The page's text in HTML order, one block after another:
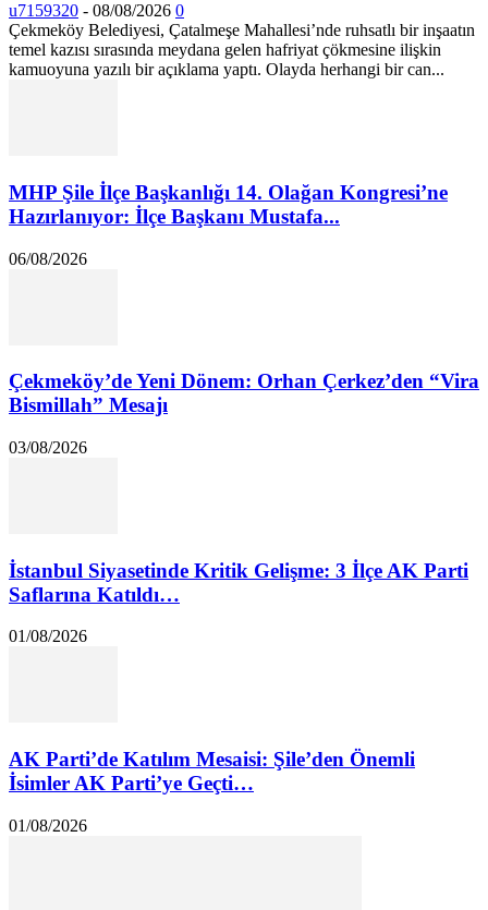
u7159320 - 08/08/2026 0
Çekmeköy Belediyesi, Çatalmeşe Mahallesi’nde ruhsatlı bir inşaatın
temel kazısı sırasında meydana gelen hafriyat çökmesine ilişkin
kamuoyuna yazılı bir açıklama yaptı. Olayda herhangi bir can...
MHP Şile İlçe Başkanlığı 14. Olağan Kongresi’ne
Hazırlanıyor: İlçe Başkanı Mustafa...
06/08/2026
Çekmeköy’de Yeni Dönem: Orhan Çerkez’den “Vira
Bismillah” Mesajı
03/08/2026
İstanbul Siyasetinde Kritik Gelişme: 3 İlçe AK Parti
Saflarına Katıldı…
01/08/2026
AK Parti’de Katılım Mesaisi: Şile’den Önemli
İsimler AK Parti’ye Geçti…
01/08/2026